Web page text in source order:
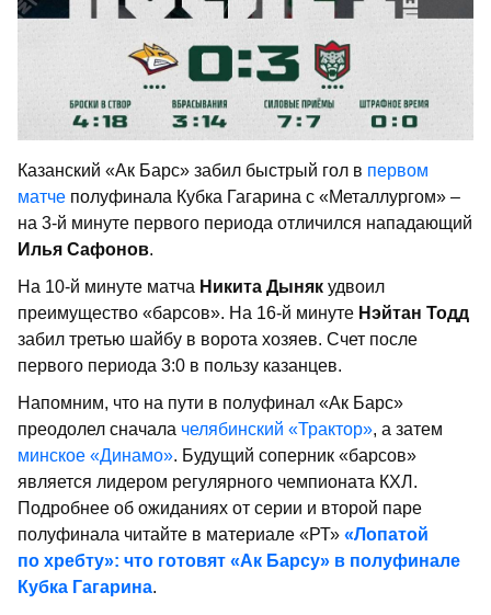
Казанский «Ак Барс» забил быстрый гол в первом
матче полуфинала Кубка Гагарина с «Металлургом» –
на 3-й минуте первого периода отличился нападающий
Илья Сафонов.
На 10-й минуте матча Никита Дыняк удвоил
преимущество «барсов». На 16-й минуте Нэйтан Тодд
забил третью шайбу в ворота хозяев. Счет после
первого периода 3:0 в пользу казанцев.
Напомним, что на пути в полуфинал «Ак Барс»
преодолел сначала челябинский «Трактор», а затем
минское «Динамо». Будущий соперник «барсов»
является лидером регулярного чемпионата КХЛ.
Подробнее об ожиданиях от серии и второй паре
полуфинала читайте в материале «РТ» «Лопатой
по хребту»: что готовят «Ак Барсу» в полуфинале
Кубка Гагарина.